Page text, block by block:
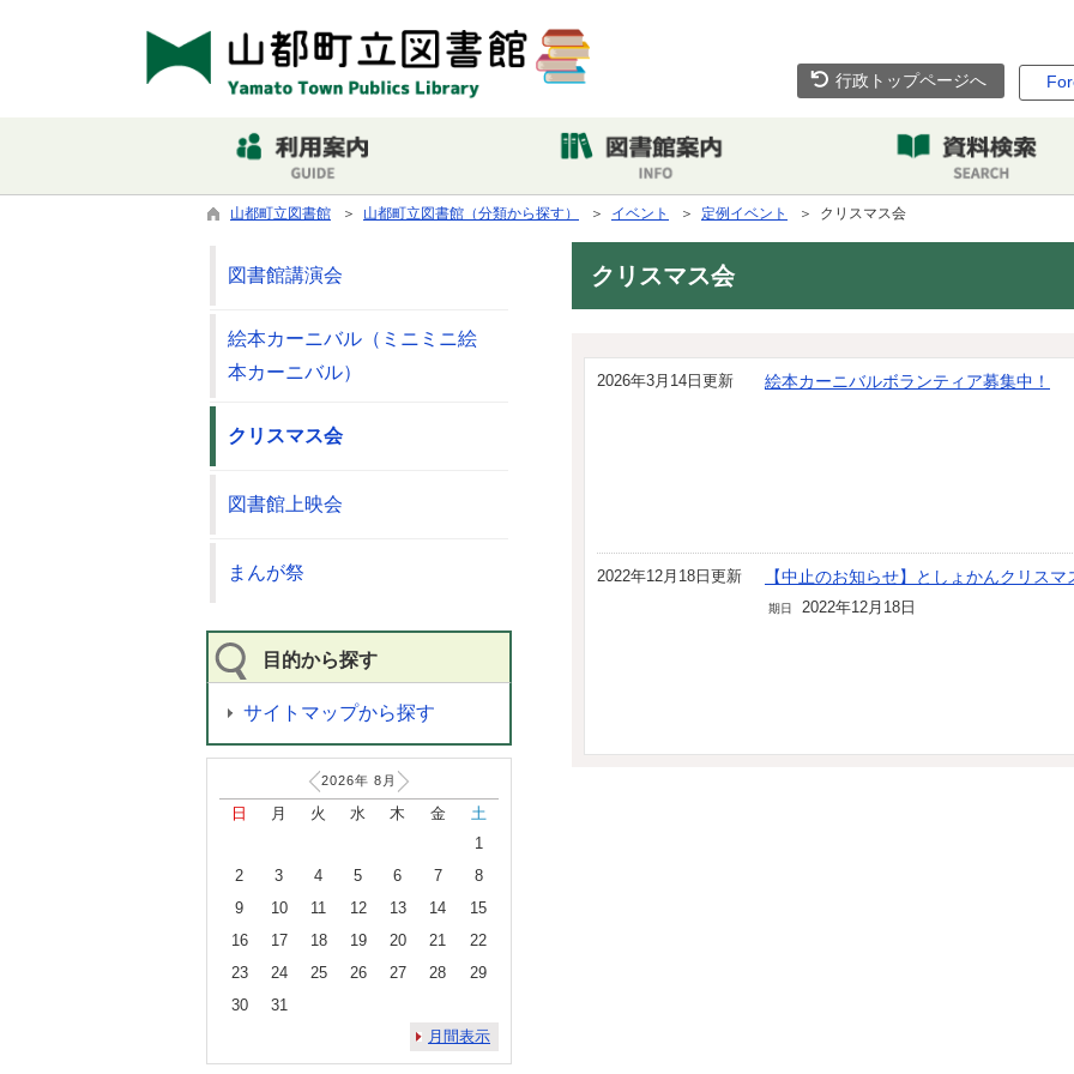
行政トップページへ
山都町立図書館 ＞ 山都町立図書館（分類から探す） ＞ イベント ＞ 定例イベント ＞ クリスマス会
クリスマス会
2026年3月14日更新 絵本カーニバルボランティア募集中！
2022年12月18日更新 【中止のお知らせ】としょかんクリスマ
期日 2022年12月18日
図書館講演会
絵本カーニバル（ミニミニ絵
本カーニバル）
クリスマス会
図書館上映会
まんが祭
目的から探す
サイトマップから探す
2026年 8 月
日 月 火 水 木 金
土
1
2
3 4 5 6 7
8
9
10 11 12 13 14
15
16
17 18 19 20 21
22
23
24 25 26 27 28
29
30
31
月間表示